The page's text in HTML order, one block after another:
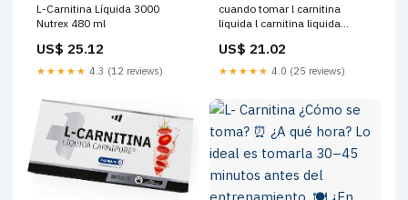
L-Carnitina Líquida 3000
Nutrex 480 ml
US$ 25.12
★★★★★ 4.3 (12 reviews)
cuando tomar l carnitina
liquida l carnitina liquida
CARNITINA LÍQUIDA 500 ML
US$ 21.02
★★★★★ 4.0 (25 reviews)